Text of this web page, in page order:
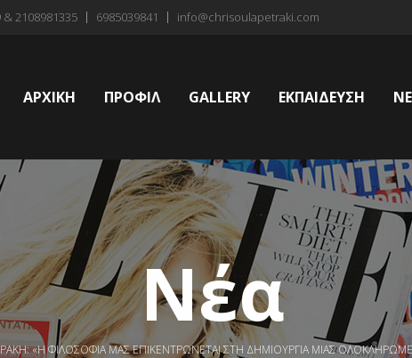
& 2108981335 6985039841 info@chrisoulapetraki.com
ΑΡΧΙΚΗ ΠΡΟΦΙΛ GALLERY ΕΚΠΑΙΔΕΥΣΗ
Νέα
«Η ΦΙΛΟΣΟΦΊΑ ΜΑΣ ΕΠΙΚΕΝΤΡΏΝΕΤΑΙ ΣΤΗ ΔΗΜΙΟΥΡΓΊΑ ΜΙΑΣ